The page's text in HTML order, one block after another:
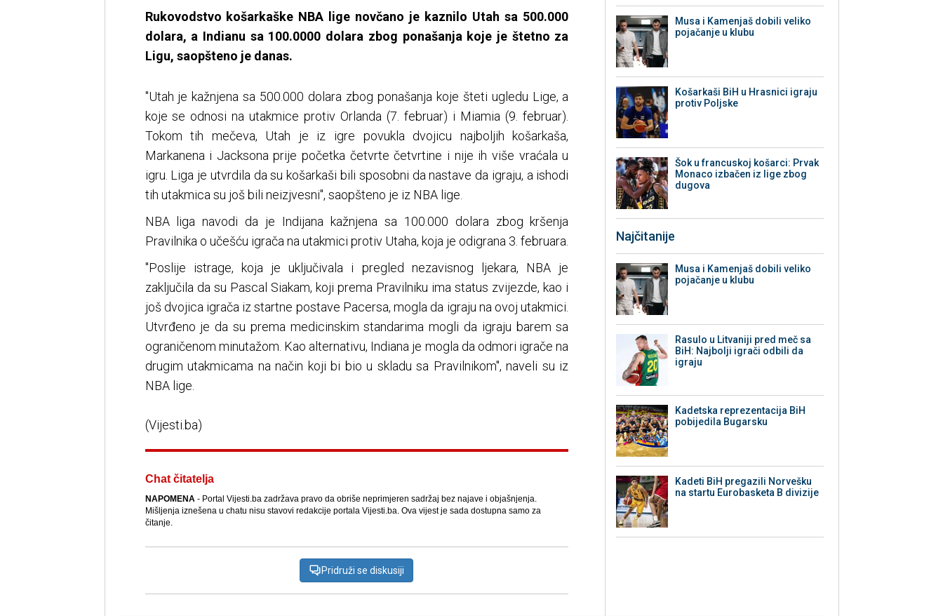
Rukovodstvo košarkaške NBA lige novčano je kaznilo Utah sa 500.000
dolara, a Indianu sa 100.0000 dolara zbog ponašanja koje je štetno za
Ligu, saopšteno je danas.
"Utah je kažnjena sa 500.000 dolara zbog ponašanja koje šteti ugledu Lige, a
koje se odnosi na utakmice protiv Orlanda (7. februar) i Miamia (9. februar).
Tokom tih mečeva, Utah je iz igre povukla dvojicu najboljih košarkaša,
Markanena i Jacksona prije početka četvrte četvrtine i nije ih više vraćala u
igru. Liga je utvrdila da su košarkaši bili sposobni da nastave da igraju, a ishodi
tih utakmica su još bili neizjvesni", saopšteno je iz NBA lige.
NBA liga navodi da je Indijana kažnjena sa 100.000 dolara zbog kršenja
Pravilnika o učešću igrača na utakmici protiv Utaha, koja je odigrana 3. februara.
"Poslije istrage, koja je uključivala i pregled nezavisnog ljekara, NBA je
zaključila da su Pascal Siakam, koji prema Pravilniku ima status zvijezde, kao i
još dvojica igrača iz startne postave Pacersa, mogla da igraju na ovoj utakmici.
Utvrđeno je da su prema medicinskim standarima mogli da igraju barem sa
ograničenom minutažom. Kao alternativu, Indiana je mogla da odmori igrače na
drugim utakmicama na način koji bi bio u skladu sa Pravilnikom", naveli su iz
NBA lige.
(Vijesti.ba)
Chat čitatelja
NAPOMENA- Portal Vijesti.ba zadržava pravo da obriše neprimjeren sadržaj bez najave i objašnjenja.
Mišljenja iznešena u chatu nisu stavovi redakcije portala Vijesti.ba. Ova vijest je sada dostupna samo za
čitanje.
Pridruži se diskusiji
Musa i Kamenjaš dobili veliko
pojačanje u klubu
Košarkaši BiH u Hrasnici igraju
protiv Poljske
Šok u francuskoj košarci: Prvak
Monaco izbačen iz lige zbog
dugova
Najčitanije
Musa i Kamenjaš dobili veliko
pojačanje u klubu
Rasulo u Litvaniji pred meč sa
BiH: Najbolji igrači odbili da
igraju
Kadetska reprezentacija BiH
pobijedila Bugarsku
Kadeti BiH pregazili Norvešku
na startu Eurobasketa B divizije